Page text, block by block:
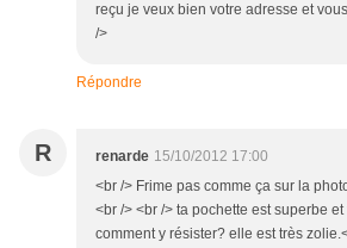
reçu je veux bien votre adresse et
/>
Répondre
R renarde 15/10/2012 17:00
<br /> Frime pas comme ça sur la
<br /> <br /> ta pochette est superbe
comment y résister? elle est très